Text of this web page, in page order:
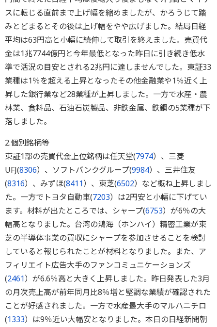
スに転じる直前まで上げ幅を縮めましたが、かろうじて踏
みとどまるとその後は上げ幅をやや広げました。結局日経
平均は63円高と小幅に続伸して取引を終えました。売買代
金は1兆7744億円と今年最低となった昨日に引き続き低水
準で活況の目安とされる2兆円に達しませんでした。東証33
業種は1％を超える上昇となったその他金融業や1％近く上
昇した銀行業など28業種が上昇しました。一方で水産・農
林業、食料品、石油石炭製品、非鉄金属、鉄鋼の5業種が下
落しました。
2.個別銘柄等
東証1部の売買代金上位銘柄は任天堂(7974）、三菱
UFJ(8306）、ソフトバンクグループ(9984）、三井住友
(8316）、みずほ(8411）、東芝(6502）など概ね上昇しまし
た。一方でトヨタ自動車(7203）は2円安と小幅に下げてい
ます。材料が出たところでは、シャープ(6753）が6％の大
幅高となりました。台湾の鴻海（ホンハイ）精密工業が東
芝の半導体事業の買収にシャープを参加させることを検討
していると報じられたことが材料となりました。また、ア
フィリエイト広告大手のファンコミュニケーションズ
(2461）が6.6％高と大きく上昇しました。昨日発表した3月
の月次売上高が前年同月比8％増と堅調な業績が確認された
ことが好感されました。一方で水産最大手のマルハニチロ
(1333）は9％近い大幅安となりました。本日の日経新聞朝